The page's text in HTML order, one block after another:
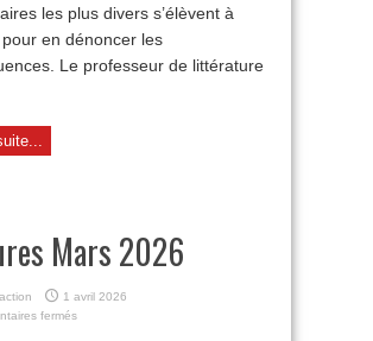
les plus divers s’élèvent à
en dénoncer les
Le professeur de littérature
Mars 2026
1 avril 2026
ferméssur